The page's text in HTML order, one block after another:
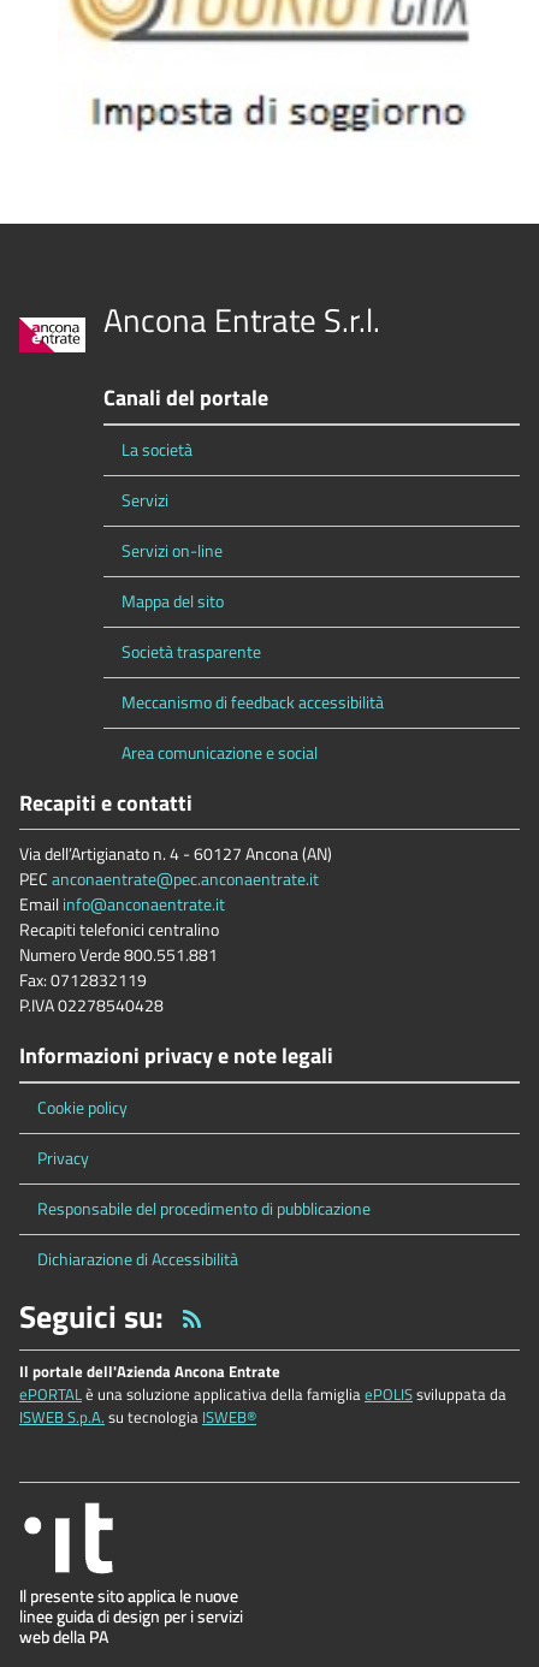
Ancona Entrate S.r.l.
Canali del portale
La società
Servizi
Servizi on-line
Mappa del sito
Società trasparente
Meccanismo di feedback accessibilità
Area comunicazione e social
Recapiti e contatti
Via dell’Artigianato n. 4 - 60127 Ancona (AN)
PECanconaentrate@pec.anconaentrate.it
Emailinfo@anconaentrate.it
Recapiti telefonici centralino
Numero Verde 800.551.881
Fax: 0712832119
P.IVA 02278540428
Informazioni privacy e note legali
Cookie policy
Privacy
Responsabile del procedimento di pubblicazione
Dichiarazione di Accessibilità
Seguici su:
Il portale dell'Azienda Ancona Entrate
ePORTALè una soluzione applicativa della famigliaePOLISsviluppata da
ISWEB S.p.A. su tecnologia ISWEB®